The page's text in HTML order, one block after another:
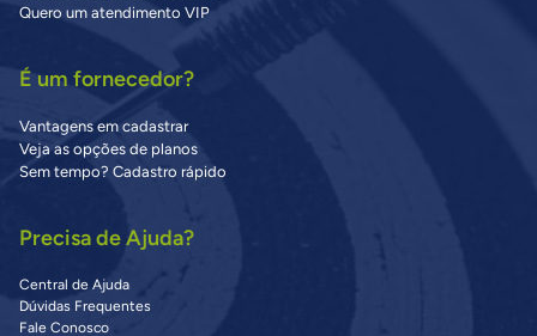
Quero um atendimento VIP
É um fornecedor?
Vantagens em cadastrar
Veja as opções de planos
Sem tempo? Cadastro rápido
Precisa de Ajuda?
Central de Ajuda
Dúvidas Frequentes
Fale Conosco